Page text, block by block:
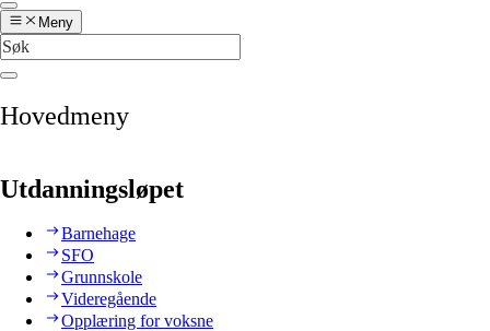
Meny
Hovedmeny
Utdanningsløpet
Barnehage
SFO
Grunnskole
Videregående
Opplæring for voksne